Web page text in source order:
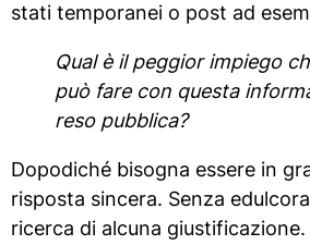
stati temporanei o post ad
Qual è il peggior impiego
può fare con questa
reso pubblica?
Dopodiché bisogna essere in
risposta sincera. Senza
ricerca di alcuna